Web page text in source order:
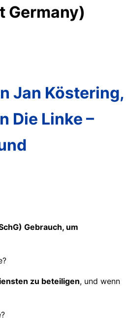
Germany)
Jan Köstering,
Die Linke –
Gebrauch, um
zu beteiligen, und wenn